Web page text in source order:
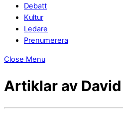
Debatt
Kultur
Ledare
Prenumerera
Close Menu
Artiklar av